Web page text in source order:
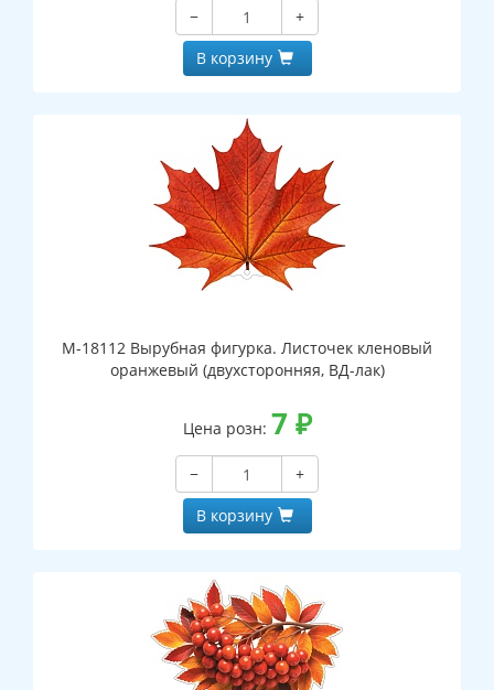
−
+
В корзину
М-18112 Вырубная фигурка. Листочек кленовый
оранжевый (двухсторонняя, ВД-лак)
Цена розн: 7 ₽
−
+
В корзину